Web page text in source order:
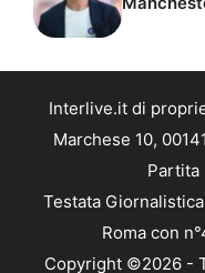
Interlive.it di
Marchese 10,
Partita
Testata
Roma con
Copyright ©2026 -